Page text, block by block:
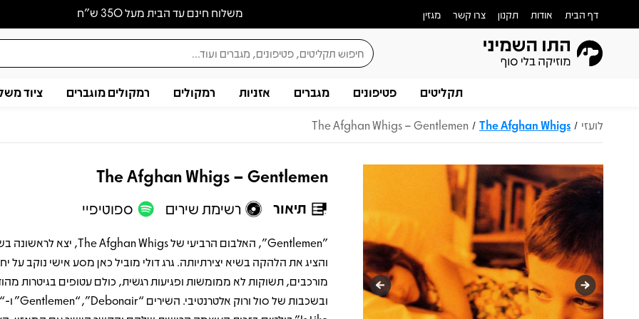
משלוח חינם עד הבית מעל 350 ש״ח דף הבית אודות תקנון צרו קשר מגזין
תקליטים פטיפונים מגברים אזניות רמקולים רמקולים מוגברים ציוד
לועזי /
The Afghan Whigs
/
The Afghan Whigs – Gentlemen
The Afghan Whigs – Gentlemen
תיאור רשימת שירים ספוטיפיי
והציג את הלהקה בשיא יצירתיותה. גרג דולי מוביל כאן מסע אישי נוקב על
מורכבים, תשוקות לא ממומשות ופגיעות רגשית, כולם עטופים בגיטרות